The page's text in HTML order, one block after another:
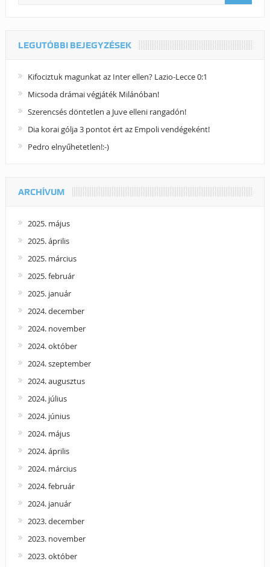
LEGUTÓBBI BEJEGYZÉSEK
Kifociztuk magunkat az Inter ellen? Lazio-Lecce 0:1
Micsoda drámai végjáték Milánóban!
Szerencsés döntetlen a Juve elleni rangadón!
Dia korai gólja 3 pontot ért az Empoli vendégeként!
Pedro elnyűhetetlen!:-)
ARCHÍVUM
2025. május
2025. április
2025. március
2025. február
2025. január
2024. december
2024. november
2024. október
2024. szeptember
2024. augusztus
2024. július
2024. június
2024. május
2024. április
2024. március
2024. február
2024. január
2023. december
2023. november
2023. október